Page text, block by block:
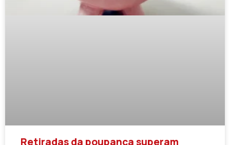
Retiradas da poupança superam